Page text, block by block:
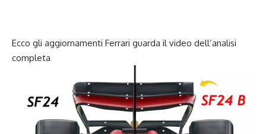
Ecco gli aggiornamenti Ferrari guarda ilvideo dell’analisi
completa